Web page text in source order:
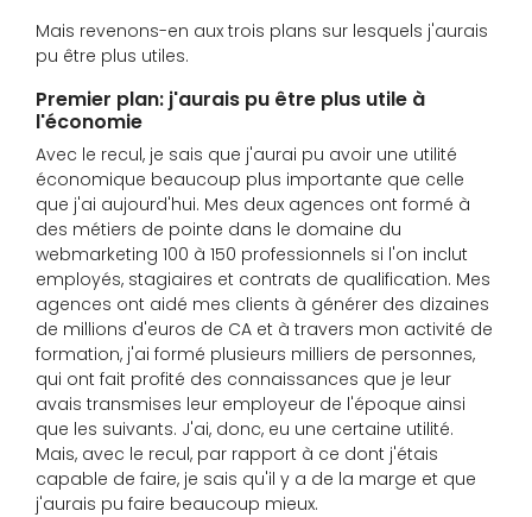
Mais revenons-en aux trois plans sur lesquels j'aurais
pu être plus utiles.
Premier plan: j'aurais pu être plus utile à
l'économie
Avec le recul, je sais que j'aurai pu avoir une utilité
économique beaucoup plus importante que celle
que j'ai aujourd'hui. Mes deux agences ont formé à
des métiers de pointe dans le domaine du
webmarketing 100 à 150 professionnels si l'on inclut
employés, stagiaires et contrats de qualification. Mes
agences ont aidé mes clients à générer des dizaines
de millions d'euros de CA et à travers mon activité de
formation, j'ai formé plusieurs milliers de personnes,
qui ont fait profité des connaissances que je leur
avais transmises leur employeur de l'époque ainsi
que les suivants. J'ai, donc, eu une certaine utilité.
Mais, avec le recul, par rapport à ce dont j'étais
capable de faire, je sais qu'il y a de la marge et que
j'aurais pu faire beaucoup mieux.